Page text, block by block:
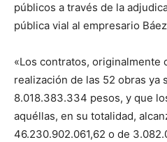
públicos a través de la
pública vial al empresario
«Los contratos, originalmente
realización de las 52 obras ya
8.018.383.334 pesos, y que
aquéllas, en su totalidad,
46.230.902.061,62 o de